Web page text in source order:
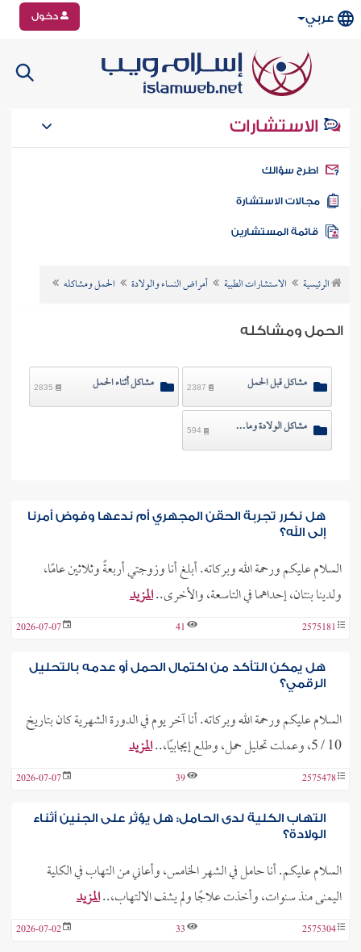
عربي دخول
الاستشارات
سؤالك
الاستشارة
الرئيسية الاستشارات الطبية أمراض النساء والولادة الحمل ومشاكله
الحمل ومشاكله
مشاكل قبل الحمل مشاكل أثناء الحمل 2835
مشاكل الولادة وما بعدها
هل نكرر تجربة الحقن المجهري أم ندعها وفوض أمرنا
إلى الله؟
السلام عليكم ورحمة الله وبركاته. أبلغ أنا وزوجتي أربعةً وثلاثين عامًا،
ولدينا بنتان، إحداهما في التاسعة، والأخرى..المزيد
2575181
41
2026-07-07
هل يمكن التأكد من اكتمال الحمل أو عدمه بالتحليل
الرقمي؟
السلام عليكم ورحمة الله وبركاته. أنا آخر يوم في الدورة الشهرية كان بتاريخ
10 / 5، وعملت تحليل حمل، وطلع إيجابيًا،..
المزيد
2575478
39
2026-07-07
التهاب الكلية لدى الحامل: هل يؤثر على الجنين أثناء
الولادة؟
السلام عليكم. أنا حامل في الشهر الخامس، وأعاني من التهاب في الكلية
اليمنى منذ سنوات، وأخذت علاجًا ولم يشف الالتهاب،..المزيد
2575304
33
2026-07-02